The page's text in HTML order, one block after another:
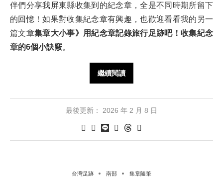
伴們分享我屏東縣收集到的紀念章，全是不同時期所留下
的回憶！如果對收集紀念章有興趣，也歡迎看看我的另一
篇文章集章大小事》用紀念章記錄旅行足跡吧！收集紀念
章的6個小訣竅。
繼續閱讀
最後更新： 2026 年 2 月 8 日
台灣足跡 南部 集章隨筆